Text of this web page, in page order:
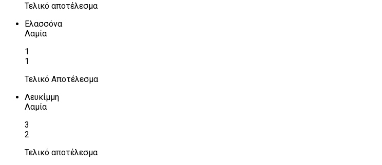
Τελικό αποτέλεσμα
Ελασσόνα
Λαμία
1
1
Τελικό Αποτέλεσμα
Λευκίμμη
Λαμία
3
2
Τελικό αποτέλεσμα